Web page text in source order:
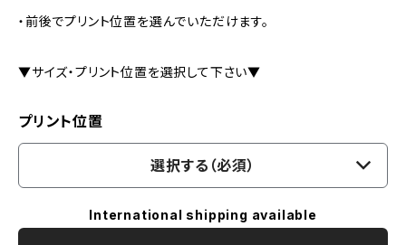
・前後でプリント位置を選んでいただけます。
▼サイズ・プリント位置を選択して下さい▼
プリント位置
選択する（必須）
International shipping available